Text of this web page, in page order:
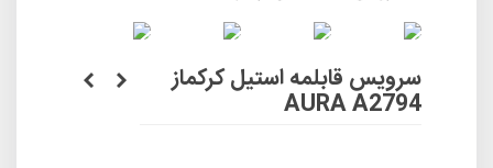
سرویس قابلمه استیل کرکماز
AURA A2794